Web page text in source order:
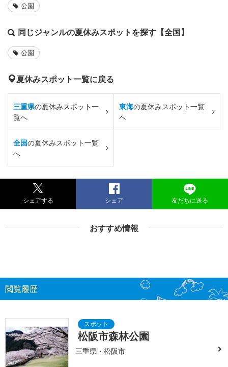
公園
同じジャンルの夏休みスポットを探す【全国】
公園
夏休みスポット一覧に戻る
三重県の夏休みスポット一
覧へ
東海の夏休みスポット一覧
へ
全国の夏休みスポット一覧
へ
シェアする シェア 友だちに送る
おすすめ情報
閲覧履歴
松阪市森林公園
三重県・松阪市